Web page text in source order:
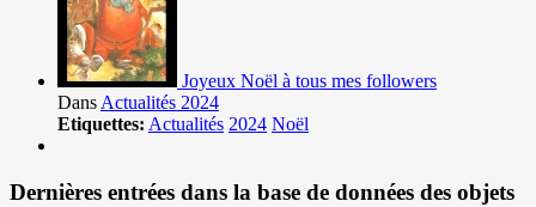
Joyeux Noël à tous mes followers
Dans Actualités 2024
Etiquettes: Actualités 2024 Noël
Dernières entrées dans la base de données des objets